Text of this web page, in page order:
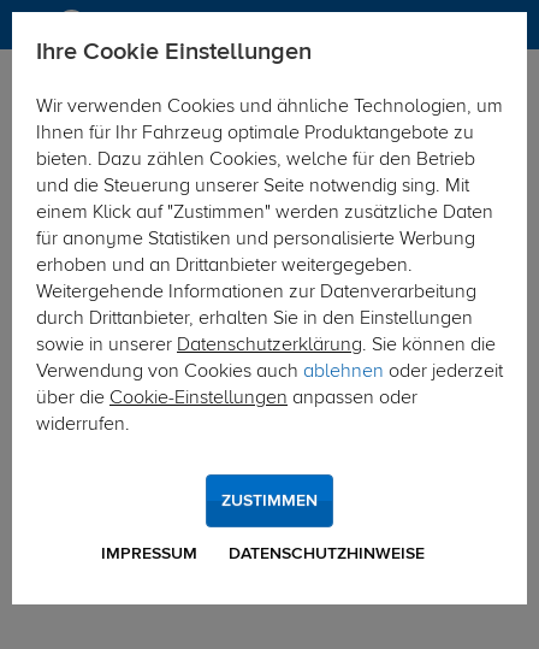
Hier geht's zur Fahrzeugübersicht:
Citroen Jumper
Ihre Cookie Einstellungen
Wir verwenden Cookies und ähnliche Technologien, um
Ihnen für Ihr Fahrzeug optimale Produktangebote zu
bieten. Dazu zählen Cookies, welche für den Betrieb
und die Steuerung unserer Seite notwendig sing. Mit
einem Klick auf "Zustimmen" werden zusätzliche Daten
für anonyme Statistiken und personalisierte Werbung
erhoben und an Drittanbieter weitergegeben.
Weitergehende Informationen zur Datenverarbeitung
durch Drittanbieter, erhalten Sie in den Einstellungen
sowie in unserer Datenschutzerklärung. Sie können die
Verwendung von Cookies auch ablehnen oder jederzeit
über die Cookie-Einstellungen anpassen oder
widerrufen.
IMPRESSUM DATENSCHUTZHINWEISE
ZUSTIMMEN